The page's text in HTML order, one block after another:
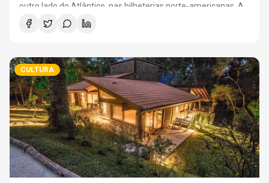
outro lado do Atlântico, nas bilheterias norte-americanas. As
amostras de quarta-feira e quinta-feira do filme nos Estados
Unidos conquistaram impressionantes US$ 72 milhões em
CULTURA